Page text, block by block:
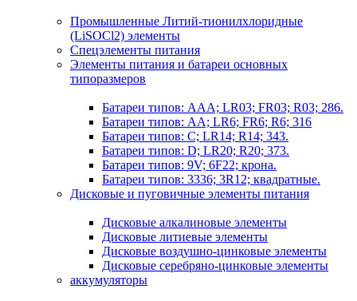
Промышленные Литий-тионилхлоридные
(LiSOCl2) элементы
Спецэлементы питания
Элементы питания и батареи основных
типоразмеров
Батареи типов: AAA; LR03; FR03; R03; 286.
Батареи типов: AA; LR6; FR6; R6; 316
Батареи типов: C; LR14; R14; 343.
Батареи типов: D; LR20; R20; 373.
Батареи типов: 9V; 6F22; крона.
Батареи типов: 3336; 3R12; квадратные.
Дисковые и пуговичные элементы питания
Дисковые алкалиновые элементы
Дисковые литиевые элементы
Дисковые воздушно-цинковые элементы
Дисковые серебряно-цинковые элементы
аккумуляторы